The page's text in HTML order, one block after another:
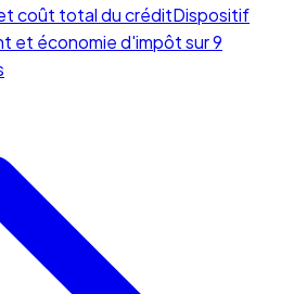
coût total du créditDispositif
et économie d'impôt sur 9